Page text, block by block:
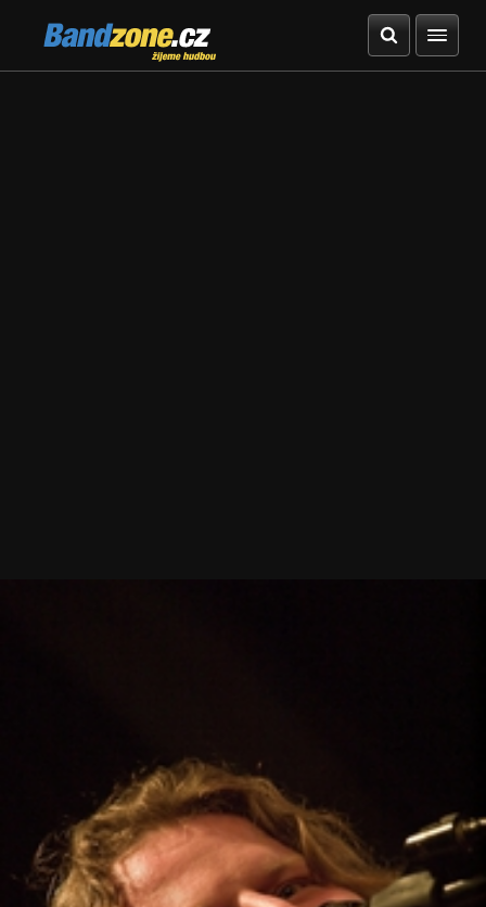
Bandzone.cz
žijeme hudbou